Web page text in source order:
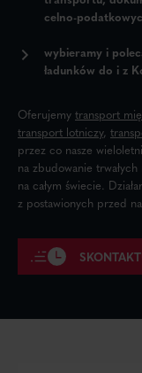
celno-
wybieramy i
ładunków do i z
Oferujemy transport
transport lotniczy,
przez co nasze
na zbudowanie
na całym świecie.
z postawionych przed